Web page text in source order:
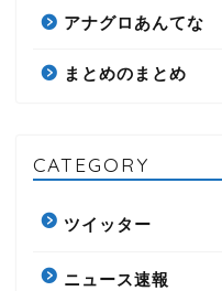
アナグロあんてな
まとめのまとめ
CATEGORY
ツイッター
ニュース速報